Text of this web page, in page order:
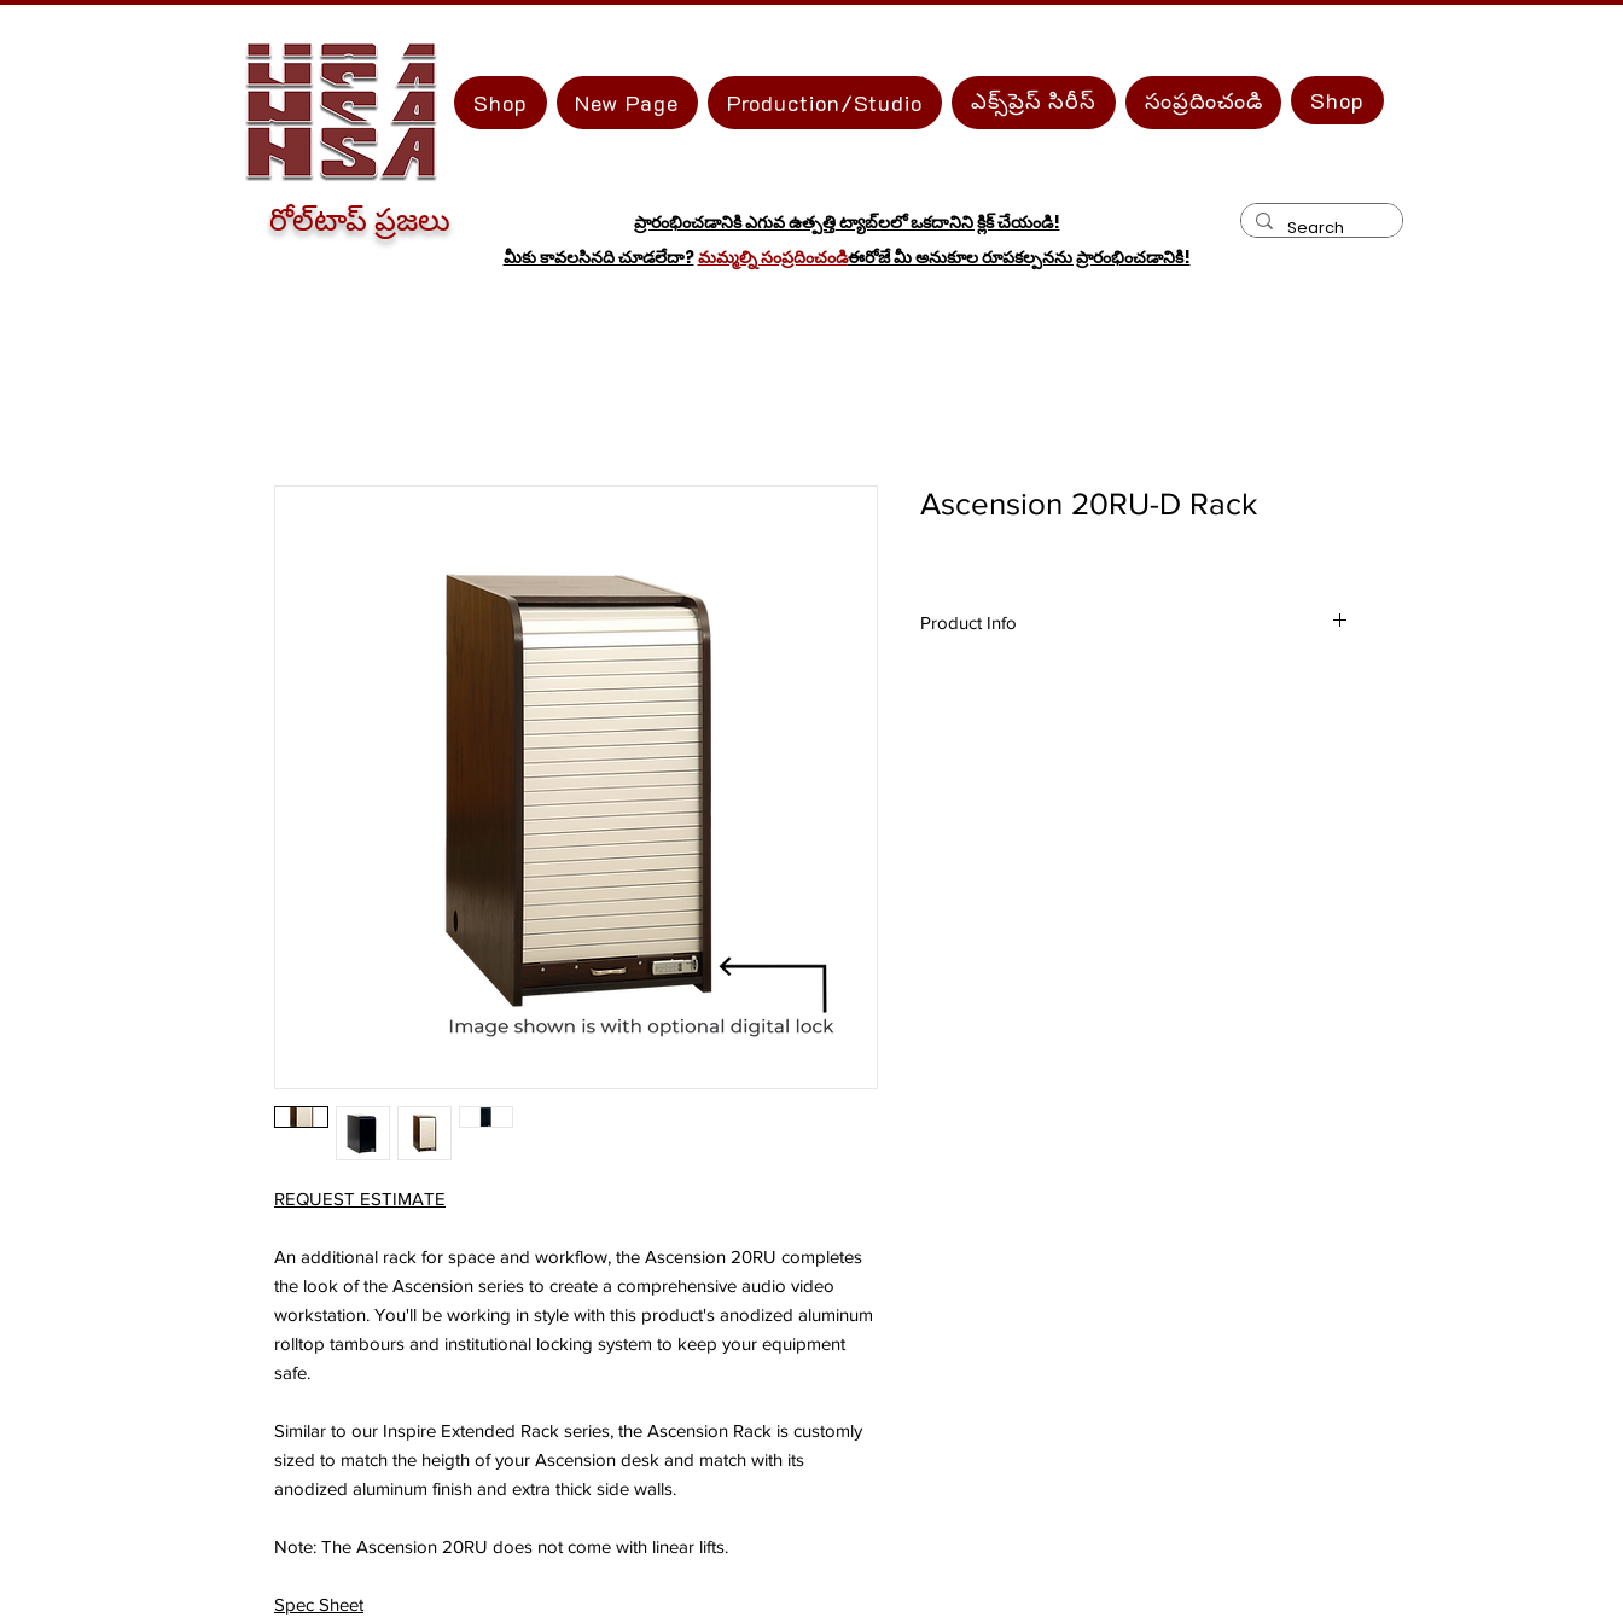
Shop New Page Production/Studio ఎక్స్‌ప్రెస్ సిరీస్ సంప్రదించండి Shop
రోల్‌టాప్ ప్రజలు
ప్రారంభించడానికి ఎగువ ఉత్పత్తి ట్యాబ్‌లలో ఒకదానిని క్లిక్ చేయండి!
మీకు కావలసినది చూడలేదా?మమ్మల్ని సంప్రదించండిఈరోజే మీ అనుకూల రూపకల్పనను ప్రారంభించడానికి!
REQUEST ESTIMATE
An additional rack for space and workflow, the Ascension 20RU completes
the look of the Ascension series to create a comprehensive audio video
workstation. You'll be working in style with this product's anodized aluminum
rolltop tambours and institutional locking system to keep your equipment
safe.
Similar to our Inspire Extended Rack series, the Ascension Rack is customly
sized to match the heigth of your Ascension desk and match with its
anodized aluminum finish and extra thick side walls.
Note: The Ascension 20RU does not come with linear lifts.
Spec Sheet
Ascension 20RU-D Rack
Product Info